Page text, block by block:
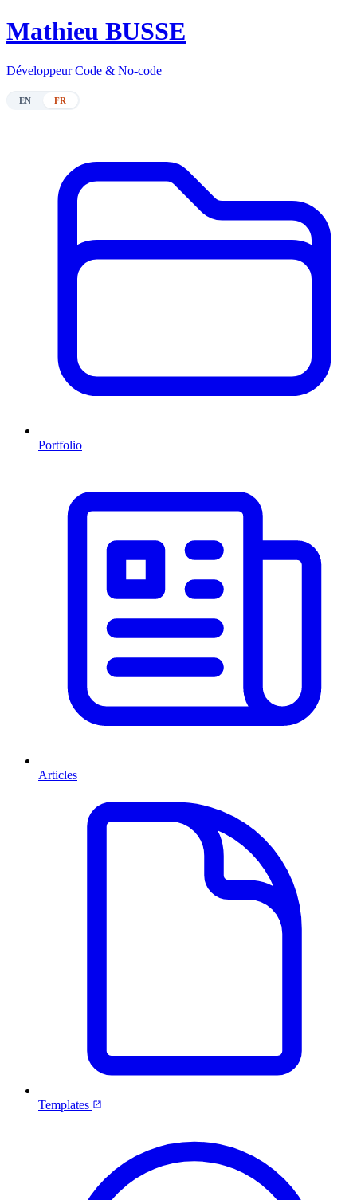
Mathieu BUSSE
Développeur Code & No-code
EN FR
Portfolio
Articles
Templates